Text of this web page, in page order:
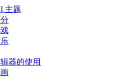
主题
器的使用